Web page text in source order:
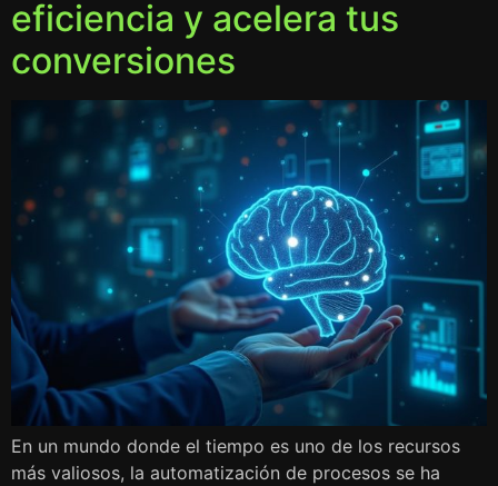
eficiencia y acelera tus
conversiones
En un mundo donde el tiempo es uno de los recursos
más valiosos, la automatización de procesos se ha